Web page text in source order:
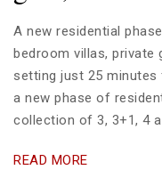
A new residential
bedroom villas, private
setting just 25
a new phase of
collection of 3, 3+1, 4
READ MORE